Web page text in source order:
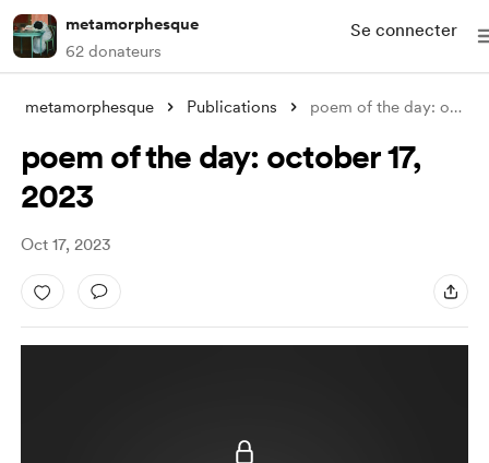
metamorphesque
62 donateurs
Se connecter
metamorphesque Publications poem of the day: october 17, 2023
poem of the day: october 17,
2023
Oct 17, 2023